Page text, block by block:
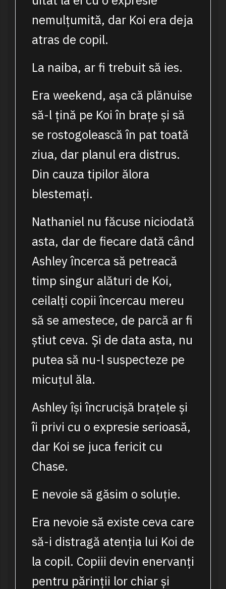
nemulțumită, dar Koi era deja
atras de copil.
La naiba, ar fi trebuit să ies.
Era weekend, așa că plănuise
să-l țină pe Koi în brațe și să
se rostogolească în pat toată
ziua, dar planul era distrus.
Din cauza tipilor ălora
blestemați.
Nathaniel nu făcuse niciodată
asta, dar de fiecare dată când
Ashley încerca să petreacă
timp singur alături de Koi,
ceilalți copii încercau mereu
să se amestece, de parcă ar fi
știut ceva. Și de data asta, nu
putea să nu-l suspecteze pe
micuțul ăla.
Ashley își încrucișă brațele și
îi privi cu o expresie serioasă,
dar Koi se juca fericit cu
Chase.
E nevoie să găsim o soluție.
Era nevoie să existe ceva care
să-i distragă atenția lui Koi de
la copil. Copiii devin enervanți
pentru părinții lor chiar și